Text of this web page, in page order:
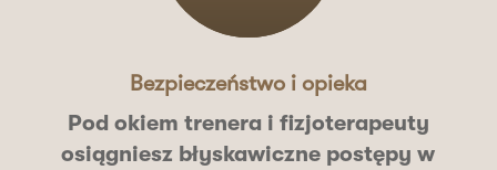
Bezpieczeństwo i opieka
Pod okiem trenera i fizjoterapeuty
osiągniesz błyskawiczne postępy w